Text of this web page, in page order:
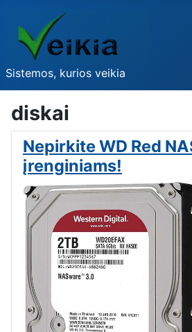
Sistemos, kurios veikia
diskai
Nepirkite WD Red
įrenginiams!